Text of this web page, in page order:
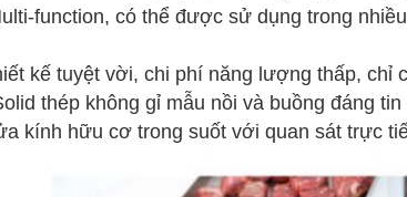
function, có thể được sử dụng trong
kế tuyệt vời, chi phí năng lượng thấp, chỉ
thép không gỉ mẫu nồi và buồng đáng
kính hữu cơ trong suốt với quan sát trực